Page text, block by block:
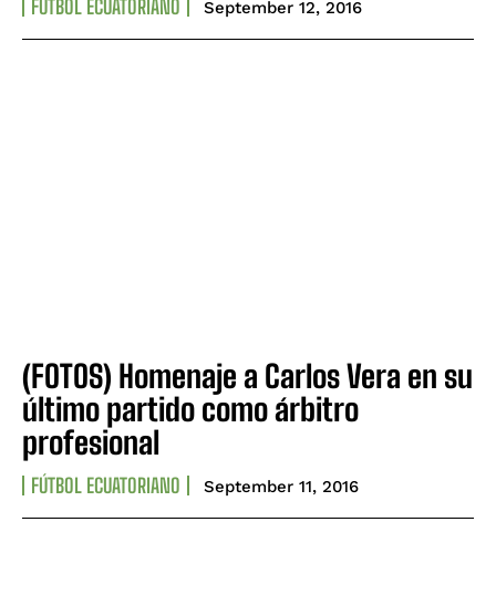
FÚTBOL ECUATORIANO September 12, 2016
(FOTOS) Homenaje a Carlos Vera en su
último partido como árbitro
profesional
FÚTBOL ECUATORIANO September 11, 2016